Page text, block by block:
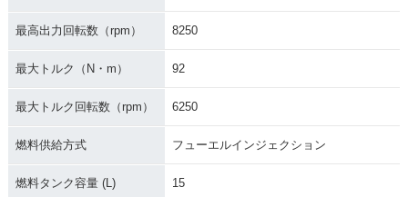
最高出力回転数（rpm） 8250
最大トルク（N・m） 92
最大トルク回転数（rpm） 6250
燃料供給方式 フューエルインジェクション
燃料タンク容量 (L) 15